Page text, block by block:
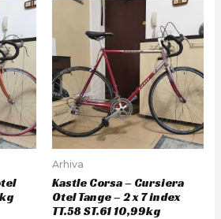
Arhiva
Kastle Corsa – Cursiera
Otel Tange – 2 x 7 index
TT.58 ST.61 10,99kg